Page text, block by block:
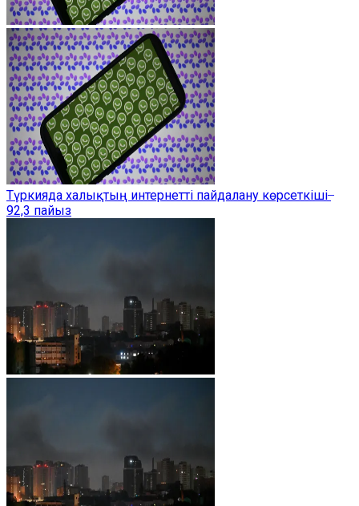
Түркияда халықтың интернетті пайдалану көрсеткіші ̶
92,3 пайыз